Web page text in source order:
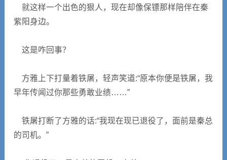
就这样一个出色的狠人，现在却像保镖那样陪伴在秦
紫阳身边。
这是咋回事？
方雅上下打量着铁屠，轻声笑道:“原本你便是铁屠，我
早年传闻过你那些勇敢业绩……”
铁屠打断了方雅的话:“我现在现已退役了，面前是秦总
的司机。”